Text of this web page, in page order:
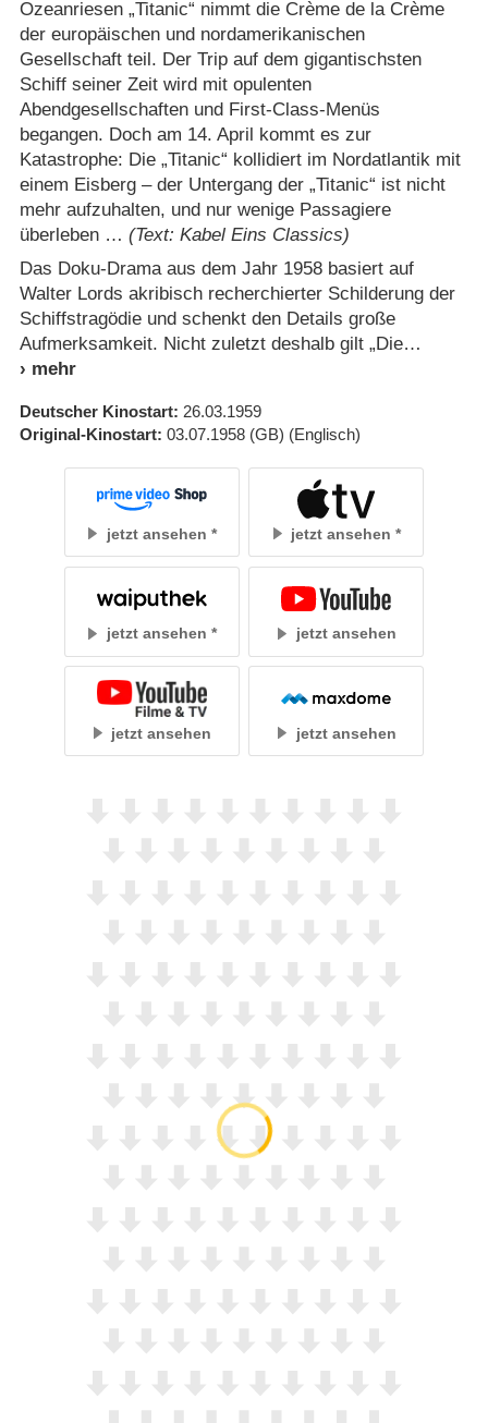
Ozeanriesen „Titanic“ nimmt die Crème de la Crème
der europäischen und nordamerikanischen
Gesellschaft teil. Der Trip auf dem gigantischsten
Schiff seiner Zeit wird mit opulenten
Abendgesellschaften und First-Class-Menüs
begangen. Doch am 14. April kommt es zur
Katastrophe: Die „Titanic“ kollidiert im Nordatlantik mit
einem Eisberg – der Untergang der „Titanic“ ist nicht
mehr aufzuhalten, und nur wenige Passagiere
überleben … (Text: Kabel Eins Classics)
Das Doku-Drama aus dem Jahr 1958 basiert auf
Walter Lords akribisch recherchierter Schilderung der
Schiffstragödie und schenkt den Details große
Aufmerksamkeit. Nicht zuletzt deshalb gilt „Die
Deutscher Kinostart 26.03.1959
Original-Kinostart 03.07.1958 (GB) (Englisch)
jetzt ansehen jetzt ansehen
jetzt ansehen jetzt ansehen
jetzt ansehen jetzt ansehen